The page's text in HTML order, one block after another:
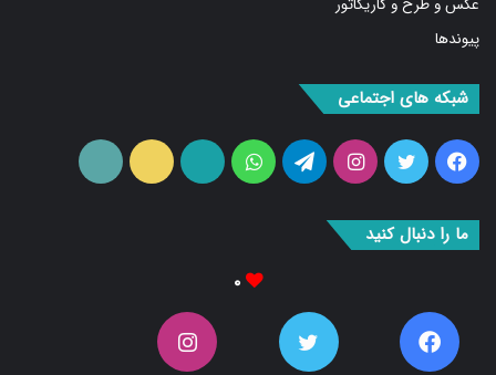
پیوندها
فیس
بوک
توییتراینستاگرامتلگرامواتس
آپ
آپارات ایتا